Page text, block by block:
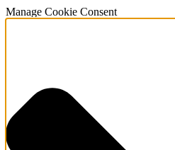
Manage Cookie Consent